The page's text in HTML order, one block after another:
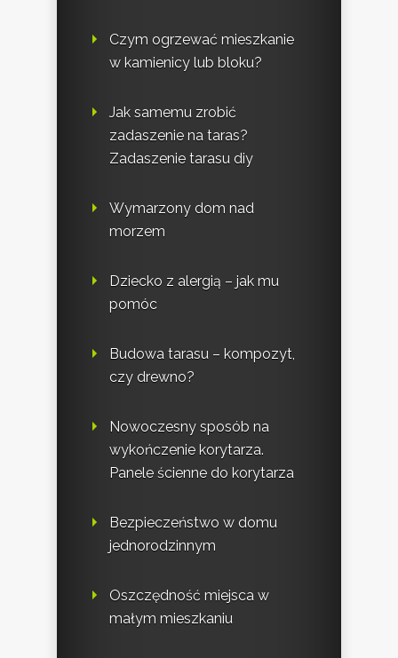
Czym ogrzewać mieszkanie
w kamienicy lub bloku?
Jak samemu zrobić
zadaszenie na taras?
Zadaszenie tarasu diy
Wymarzony dom nad
morzem
Dziecko z alergią – jak mu
pomóc
Budowa tarasu – kompozyt,
czy drewno?
Nowoczesny sposób na
wykończenie korytarza.
Panele ścienne do korytarza
Bezpieczeństwo w domu
jednorodzinnym
Oszczędność miejsca w
małym mieszkaniu